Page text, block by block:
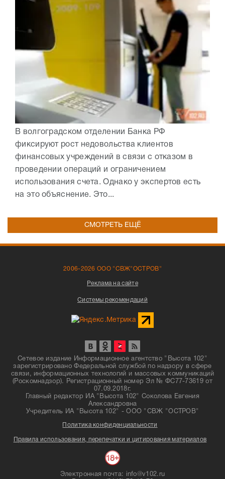
В волгоградском отделении Банка РФ
фиксируют рост недовольства клиентов
финансовых учреждений в связи с отказом в
проведении операций и ограничением
использования счета. Однако у экспертов есть
на это объяснение. Это...
СМОТРЕТЬ ЕЩЁ
2006-2026 ООО "СВЖ"ОСТРОВ"
Реклама на сайте
Системы рекомендаций
Сетевое издание Информационное агентство "Высота 102"
зарегистрировано Федеральной службой по надзору в сфере
связи, информационных технологий и массовых коммуникаций
(Роскомнадзор). Регистрационный номер Эл № ФС77-73619 от
07.09.2018г.
Главный редактор ИА "Высота 102" Соколова Евгения
Александровна
Учредитель ИА "Высота 102" - ООО "СВЖ "ОСТРОВ"
Политика конфиденциальности
Правила использования, перепечатки и цитирования материалов
Электронная почта: info@v102.ru